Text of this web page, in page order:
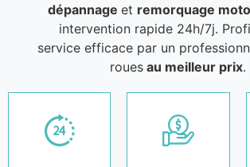
dépannageet remorquage
intervention rapide 24h/7j.
service efficace par un
roues au meilleur prix.